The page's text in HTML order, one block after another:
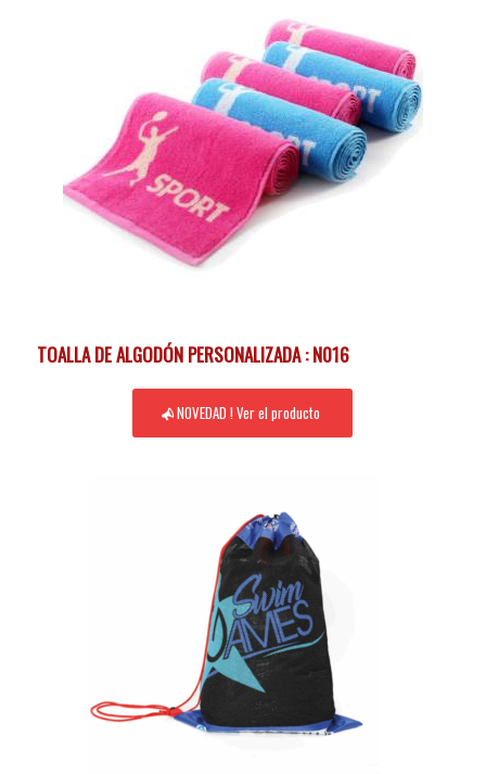
TOALLA DE ALGODÓN PERSONALIZADA : N016
NOVEDAD ! Ver el producto